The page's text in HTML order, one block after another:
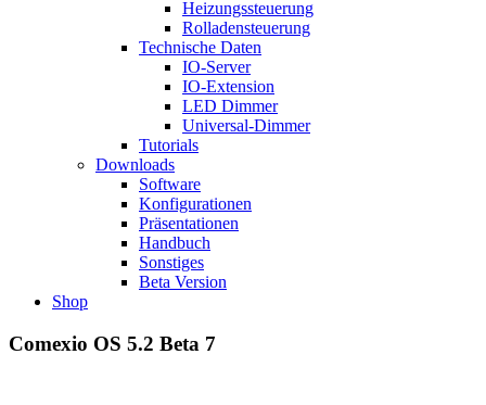
Heizungssteuerung
Rolladensteuerung
Technische Daten
IO-Server
IO-Extension
LED Dimmer
Universal-Dimmer
Tutorials
Downloads
Software
Konfigurationen
Präsentationen
Handbuch
Sonstiges
Beta Version
Shop
Comexio OS 5.2 Beta 7